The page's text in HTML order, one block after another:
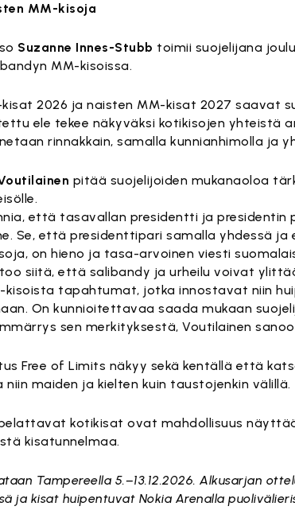
MM-kisoja
Suzanne Innes-Stubb toimii suojelijana
MM-kisoissa.
2026 ja naisten MM-kisat 2027 saavat
ele tekee näkyväksi kotikisojen yhteistä
rinnakkain, samalla kunnianhimolla ja
pitää suojelijoiden mukanaoloa
että tasavallan presidentti ja presidentin
Se, että presidenttipari samalla yhdessä ja
on hieno ja tasa-arvoinen viesti
siitä, että salibandy ja urheilu voivat
kisoista tapahtumat, jotka innostavat niin
On kunnioitettavaa saada mukaan
sen merkityksestä, Voutilainen
Free of Limits näkyy sekä kentällä että
maiden ja kielten kuin taustojenkin välillä.
kotikisat ovat mahdollisuus
kisatunnelmaa.
Tampereella 5.–13.12.2026. Alkusarjan
ja kisat huipentuvat Nokia Arenalla